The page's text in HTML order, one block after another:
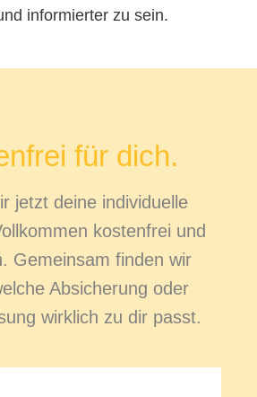
informierter zu sein.
für dich.
jetzt deine individuelle
kostenfrei und
Gemeinsam finden wir
Absicherung oder
wirklich zu dir passt.